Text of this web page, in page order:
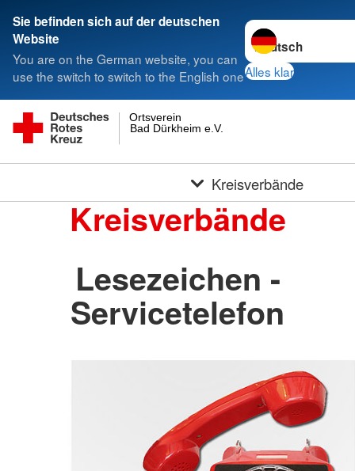
Sie befinden sich auf der deutschen
Website
You are on the German website, you can
use the switch to switch to the English one
Sprache wechseln
Alles klar
Bad Dürkheim e.V.
Ortsverein
Kreisverbände
Kreisverbände
Lesezeichen -
Servicetelefon